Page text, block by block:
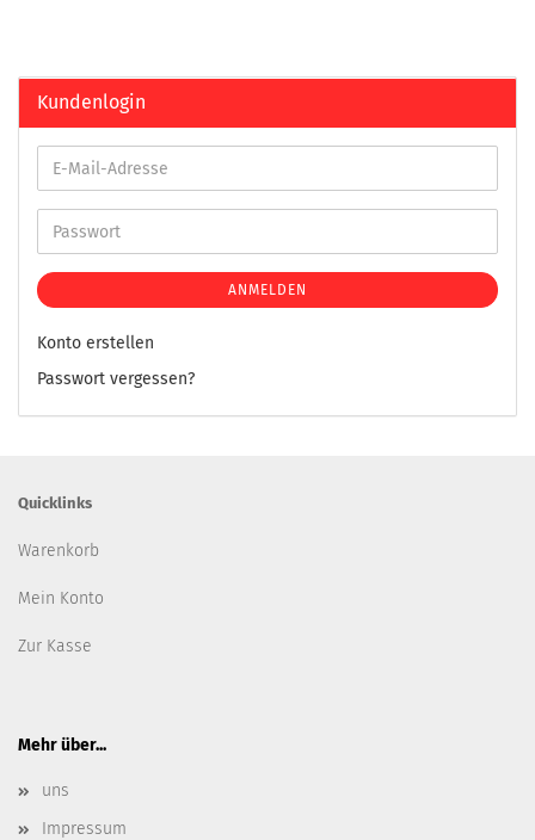
Kundenlogin
ANMELDEN
Konto erstellen
Passwort vergessen?
Quicklinks
Warenkorb
Mein Konto
Zur Kasse
Mehr über...
uns
Impressum